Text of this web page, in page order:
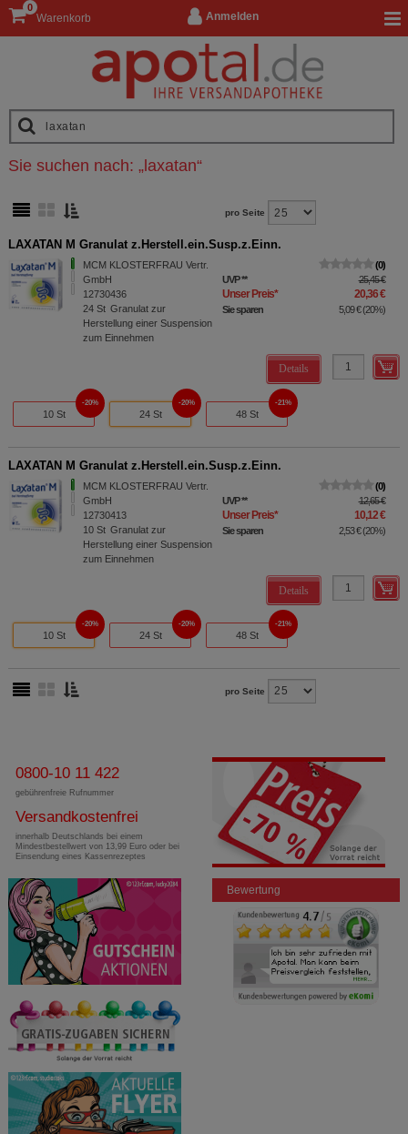
Anmelden
Warenkorb
0
Sie suchen nach: „laxatan“
pro Seite
LAXATAN M Granulat z.Herstell.ein.Susp.z.Einn.
MCM KLOSTERFRAU Vertr.
GmbH
12730436
24 St Granulat zur
Herstellung einer Suspension
zum Einnehmen
0
UVP** 25,45 €
Unser Preis* 20,36 €
Sie sparen 5,09 €(20%)
Details
10 St
20%
24 St
20%
48 St
21%
LAXATAN M Granulat z.Herstell.ein.Susp.z.Einn.
MCM KLOSTERFRAU Vertr.
GmbH
12730413
10 St Granulat zur
Herstellung einer Suspension
zum Einnehmen
0
UVP** 12,65 €
Unser Preis* 10,12 €
Sie sparen 2,53 €(20%)
Details
10 St
20%
24 St
20%
48 St
21%
pro Seite
0800-10 11 422
gebührenfreie Rufnummer
Versandkostenfrei
innerhalb Deutschlands bei einem
Mindestbestellwert von 13,99 Euro oder bei
Einsendung eines Kassenrezeptes
Bewertung